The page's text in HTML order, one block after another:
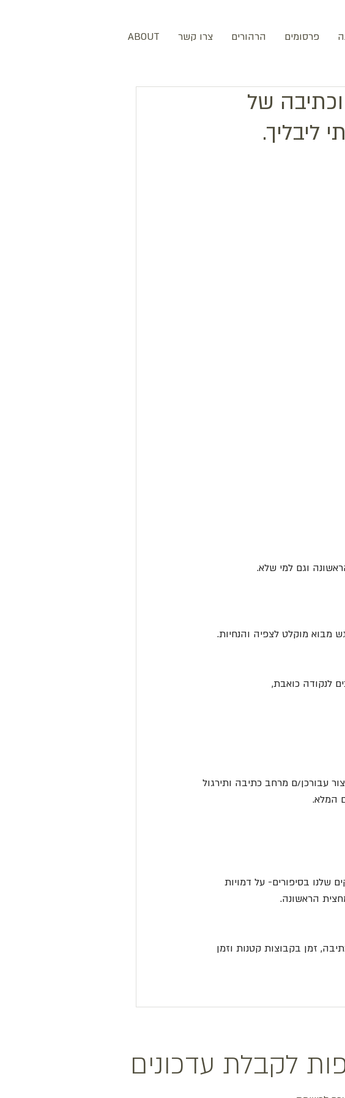
פרסומים הרהורים צרו קשר ABOUT
של
ליבליך.
וגם למי שלא.
מבוא מוקלט לצפיה והנחיות.
לנקודה כואבת,
עבורכן/ם מרחב כתיבה ותירגול
המלא.
שלנו בסיפורים- על דמויות
הראשונה.
זמן בקבוצות קטנות וזמן
לקבלת עדכונים